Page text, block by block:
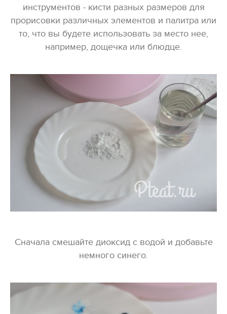
инструментов - кисти разных размеров для
прорисовки различных элементов и палитра или
то, что вы будете использовать за место нее,
например, дощечка или блюдце.
Сначала смешайте диоксид с водой и добавьте
немного синего.